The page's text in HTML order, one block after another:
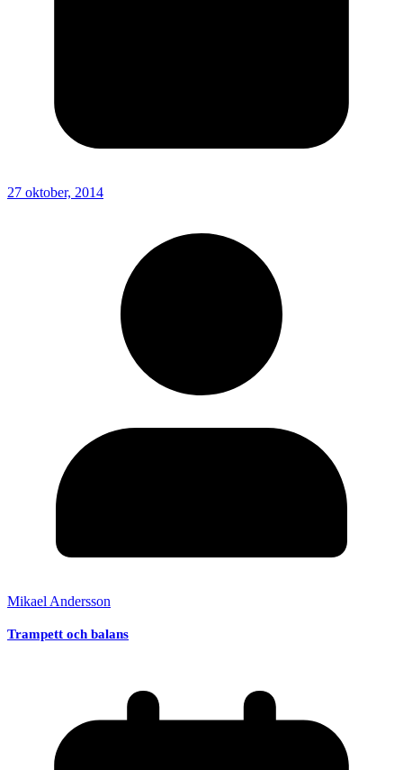
27 oktober, 2014
Mikael Andersson
Trampett och balans